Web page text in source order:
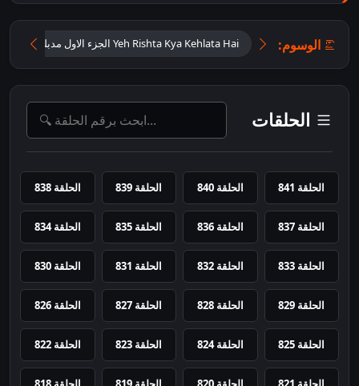
الوسوم: Yeh Rishta Kya Kehlata Hai الجزء الاول مدبلج اون لاين
الحلقات
الحلقة 841 الحلقة 840 الحلقة 839 الحلقة 838
الحلقة 837 الحلقة 836 الحلقة 835 الحلقة 834
الحلقة 833 الحلقة 832 الحلقة 831 الحلقة 830
الحلقة 829 الحلقة 828 الحلقة 827 الحلقة 826
الحلقة 825 الحلقة 824 الحلقة 823 الحلقة 822